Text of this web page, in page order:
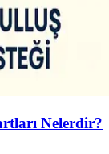
Nelerdir?